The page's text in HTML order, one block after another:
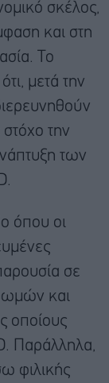
σκέλος,
και στη
Το
μετά την
την
των
όπου οι
σε
και
οποίους
Παράλληλα,
φιλικής